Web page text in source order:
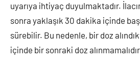
uyarıya ihtiyaç duyulmaktadır.
sonra yaklaşık 30 dakika içinde
sürebilir. Bu nedenle, bir doz
içinde bir sonraki doz